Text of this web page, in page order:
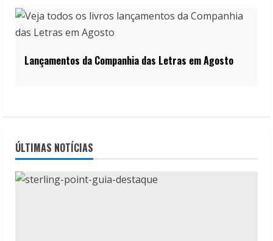
Lançamentos da Companhia das Letras em Agosto
ÚLTIMAS NOTÍCIAS